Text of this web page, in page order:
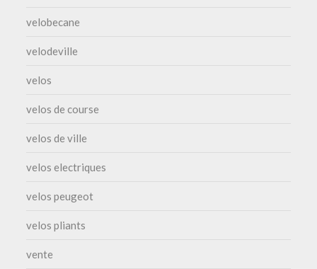
velobecane
velodeville
velos
velos de course
velos de ville
velos electriques
velos peugeot
velos pliants
vente